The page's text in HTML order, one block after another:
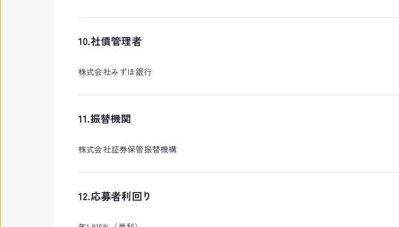
10.社債管理者
株式会社みずほ銀行
11.振替機関
株式会社証券保管振替機構
12.応募者利回り